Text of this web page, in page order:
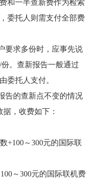
和一半查新费作为检索
委托人则需支付全部费
要求多份时，应事先说
/份。 查新报告一般通过
委托人支付。
告的查新点不变的情况
，收费如下：
+100～300元的国际联
～300元的国际联机费